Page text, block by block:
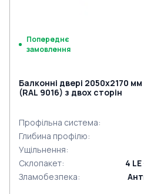
Попереднє
замовлення
Балконні двері 2050x2170 мм
(RAL 9016) з двох сторін
Профільна система:
Глибина профілю:
Ущільнення:
Склопакет:
4
Зламобезпека: